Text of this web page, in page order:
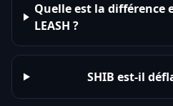
Quelle est la différence
LEASH ?
SHIB est-il